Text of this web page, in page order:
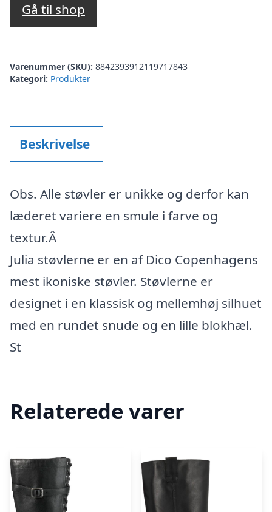
Gå til shop
Varenummer (SKU): 8842393912119717843
Kategori: Produkter
Beskrivelse
Obs. Alle støvler er unikke og derfor kan
læderet variere en smule i farve og
textur.Â
Julia støvlerne er en af Dico Copenhagens
mest ikoniske støvler. Støvlerne er
designet i en klassisk og mellemhøj silhuet
med en rundet snude og en lille blokhæl.
St
Relaterede varer